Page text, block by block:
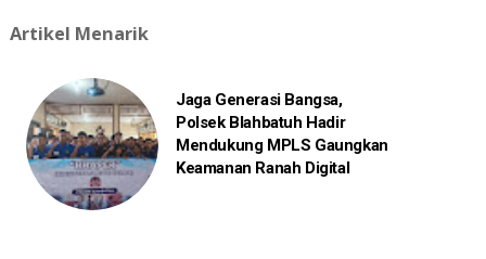
Artikel Menarik
Jaga Generasi Bangsa,
Polsek Blahbatuh Hadir
Mendukung MPLS Gaungkan
Keamanan Ranah Digital